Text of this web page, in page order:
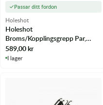
Passar ditt fordon
Holeshot
Holeshot
Broms/Kopplingsgrepp Par,
Svart KTM 350 EXC-F 14-25 -
m.fl.
589,00kr
I lager